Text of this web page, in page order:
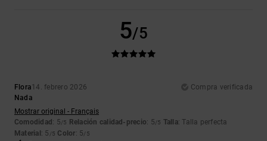
5/5
Flora14. febrero 2026
Compra verificada
Nada
Mostrar original - Français
Comodidad : 5/5 Relación calidad-precio: 5/5 Talla: Talla perfecta
Material : 5 /5 Color: 5/5